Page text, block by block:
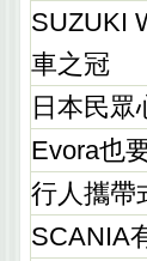
SUZUKI
車之冠
日本民眾
Evora也
行人攜帶
SCANIA